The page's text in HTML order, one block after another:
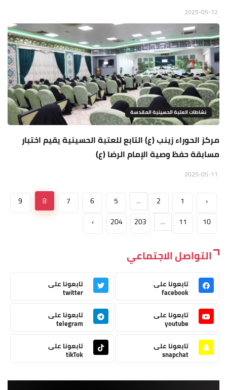
نشاطات العتبة الحسينية المقدسة
مركز الحوراء زينب (ع) التابع للعتبة الحسينية يقيم اختبار
مسابقة حفظ وصية الإمام الرضا (ع)
‹
1
2
...
5
6
7
8
9
10
11
...
203
204
›
التواصل الاجتماعي
تابعونا على
facebook
تابعونا على
twitter
تابعونا على
youtube
تابعونا على
telegram
تابعونا على
snapchat
تابعونا على
tikTok